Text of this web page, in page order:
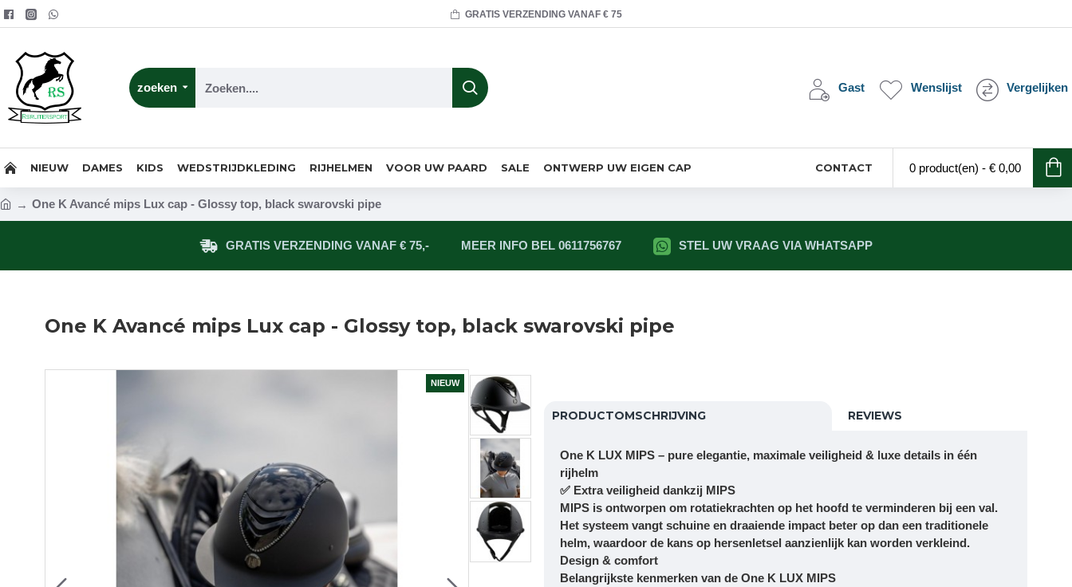
GRATIS VERZENDING VANAF € 75
zoeken Gast Wenslijst Vergelijken
NIEUW DAMES KIDS WEDSTRIJDKLEDING RIJHELMEN VOOR UW PAARD SALE ONTWERP UW EIGEN CAP CONTACT 0 product(en) - € 0,00
One K Avancé mips Lux cap - Glossy top, black swarovski pipe
GRATIS VERZENDING VANAF € 75,- MEER INFO BEL 0611756767 STEL UW VRAAG VIA WHATSAPP
One K Avancé mips Lux cap - Glossy top, black swarovski pipe
NIEUW
PRODUCTOMSCHRIJVING REVIEWS
One K LUX MIPS – pure elegantie, maximale veiligheid & luxe details in één
rijhelm
✅ Extra veiligheid dankzij MIPS
MIPS is ontworpen om rotatiekrachten op het hoofd te verminderen bij een val.
Het systeem vangt schuine en draaiende impact beter op dan een traditionele
helm, waardoor de kans op hersenletsel aanzienlijk kan worden verkleind.
Design & comfort
Belangrijkste kenmerken van de One K LUX MIPS